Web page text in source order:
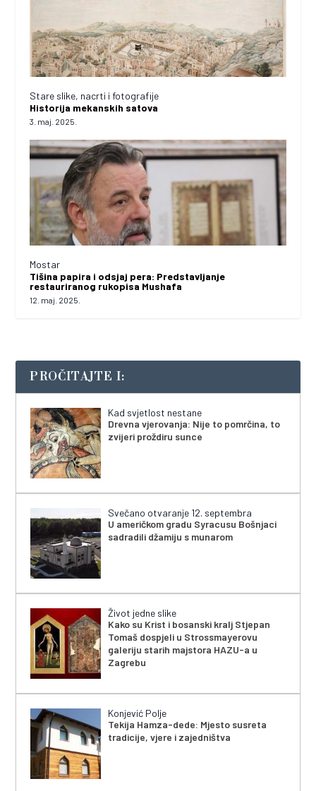
Stare slike, nacrti i fotografije
Historija mekanskih satova
3. maj. 2025.
Mostar
Tišina papira i odsjaj pera: Predstavljanje
restauriranog rukopisa Mushafa
12. maj. 2025.
PROČITAJTE I:
Kad svjetlost nestane
Drevna vjerovanja: Nije to pomrčina, to
zvijeri proždiru sunce
Svečano otvaranje 12. septembra
U američkom gradu Syracusu Bošnjaci
sadradili džamiju s munarom
Život jedne slike
Kako su Krist i bosanski kralj Stjepan
Tomaš dospjeli u Strossmayerovu
galeriju starih majstora HAZU-a u
Zagrebu
Konjević Polje
Tekija Hamza-dede: Mjesto susreta
tradicije, vjere i zajedništva